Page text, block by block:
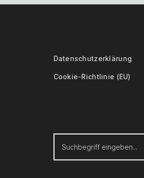
Datenschutzerklärung
Cookie-Richtlinie (EU)